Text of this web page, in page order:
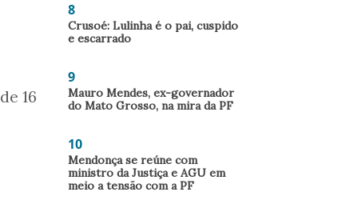
16
8
Crusoé: Lulinha é o pai, cuspido
e escarrado
9
Mauro Mendes, ex-governador
do Mato Grosso, na mira da PF
10
Mendonça se reúne com
ministro da Justiça e AGU em
meio a tensão com a PF